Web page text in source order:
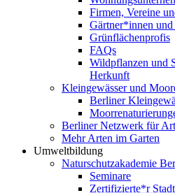
Firmen, Vereine
Gärtner*innen
Grünflächenprofis
FAQs
Wildpflanzen und
Herkunft
Kleingewässer und
Berliner
Berliner Netzwerk für
Mehr Arten im Garten
Umweltbildung
Naturschutzakademie
Seminare
Zertifizierte*r